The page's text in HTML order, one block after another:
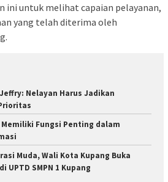
ini untuk melihat capaian pelayanan,
yang telah diterima oleh
Jeffry: Nelayan Harus Jadikan
Fungsi Penting dalam
Muda, Wali Kota Kupang Buka
UPTD SMPN 1 Kupang